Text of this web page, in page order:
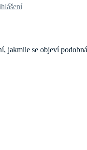
jakmile se objeví